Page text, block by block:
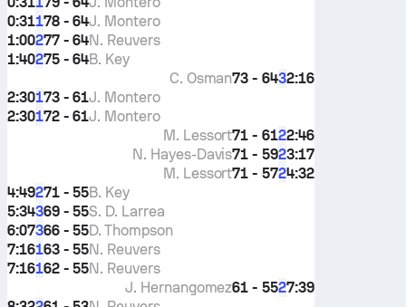
0:31178 - 64J. Montero
1:00277 - 64N. Reuvers
1:40275 - 64B. Key
2:16
3
73 - 64
C. Osman
2:30173 - 61J. Montero
2:30172 - 61J. Montero
2:46
2
71 - 61
M. Lessort
3:17
2
71 - 59
N. Hayes-Davis
4:32
2
71 - 57
M. Lessort
4:49271 - 55B. Key
5:34369 - 55S. D. Larrea
6:07366 - 55D. Thompson
7:16163 - 55N. Reuvers
7:16162 - 55N. Reuvers
7:39
2
61 - 55
J. Hernangomez